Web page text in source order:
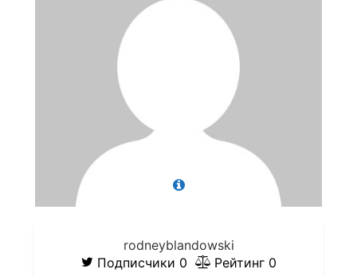
rodneyblandowski
Подписчики 0 Рейтинг 0